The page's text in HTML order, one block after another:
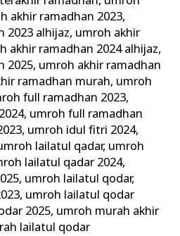
akhir ramadhan 2023,
2023 alhijaz, umroh akhir
akhir ramadhan 2024 alhijaz,
2025, umroh akhir ramadhan
ramadhan murah, umroh
full ramadhan 2023,
, umroh full ramadhan
, umroh idul fitri 2024,
lailatul qadar, umroh
lailatul qadar 2024,
, umroh lailatul qodar,
, umroh lailatul qodar
2025, umroh murah akhir
lailatul qodar